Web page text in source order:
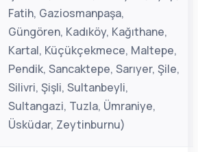
Fatih, Gaziosmanpaşa,
Güngören, Kadıköy, Kağıthane,
Kartal, Küçükçekmece, Maltepe,
Pendik, Sancaktepe, Sarıyer, Şile,
Silivri, Şişli, Sultanbeyli,
Sultangazi, Tuzla, Ümraniye,
Üsküdar, Zeytinburnu)